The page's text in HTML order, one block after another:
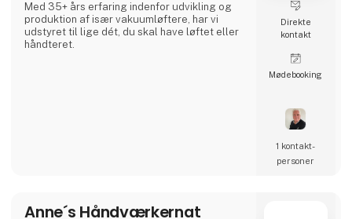
Med 35+ års erfaring indenfor udvikling og
produktion af især vakuumløftere, har vi
udstyret til lige dét, du skal have løftet eller
håndteret.
Direkte
kontakt
Møde­booking
1 kontakt­
personer
Anne´s Håndværkernat